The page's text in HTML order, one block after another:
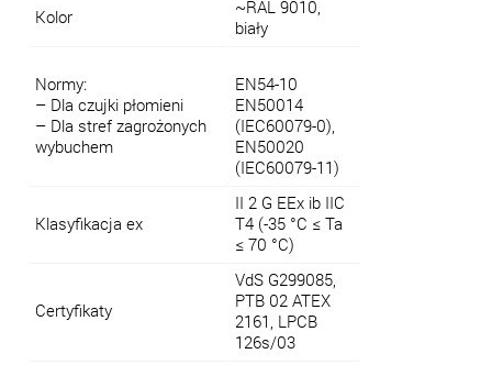
Kolor
~RAL 9010,
biały
Normy:
– Dla czujki płomieni
– Dla stref zagrożonych
wybuchem
EN54-10
EN50014
(IEC60079-0),
EN50020
(IEC60079-11)
Klasyfikacja ex
II 2 G EEx ib IIC
T4 (-35 °C ≤ Ta
≤ 70 °C)
Certyfikaty
VdS G299085,
PTB 02 ATEX
2161, LPCB
126s/03